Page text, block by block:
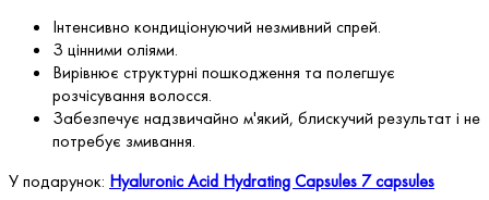
Iнтенсивно кондиціонуючий незмивний спрей.
З цінними оліями.
Вирівнює структурні пошкодження та полегшує
розчісування волосся.
Забезпечує надзвичайно м'який, блискучий результат і не
потребує змивання.
У подарунок: Hyaluronic Acid Hydrating Capsules 7 capsules